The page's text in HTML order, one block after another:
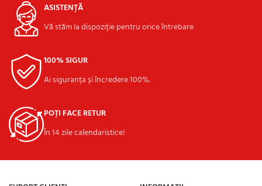
ASISTENȚĂ
Vă stăm la dispoziție pentru orice întrebare
100% SIGUR
Ai siguranța și încredere 100%.
POȚI FACE RETUR
În 14 zile calendaristice!